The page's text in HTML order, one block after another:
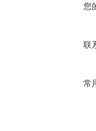
您
联
常